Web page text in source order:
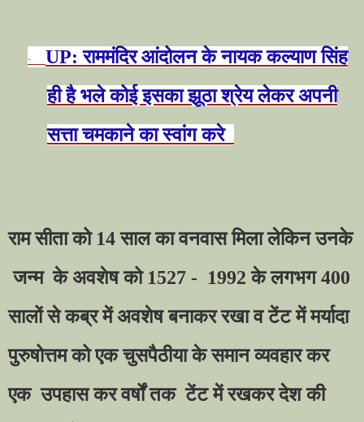
· UP:राममंदिर आंदोलन के नायक कल्याण सिंह
ही है भले कोई इसका झूठा श्रेय लेकर अपनी
सत्ता चमकाने का स्वांग करे
राम सीता को 14 साल का वनवास मिला लेकिन उनके
जन्म के अवशेष को 1527 - 1992 के लगभग 400
सालों से कब्र में अवशेष बनाकर रखा व टेंट में मर्यादा
पुरुषोत्तम को एक चुसपैठीया के समान व्यवहार कर
एक उपहास कर वर्षों तक टेंट में रखकर देश की